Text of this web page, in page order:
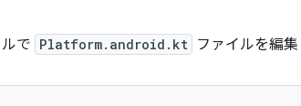
で Platform.android.kt ファイルを編